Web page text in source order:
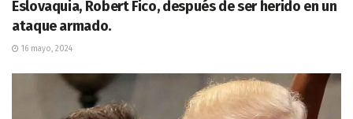
Eslovaquia, Robert Fico, después de ser herido en un
ataque armado.
16 mayo, 2024